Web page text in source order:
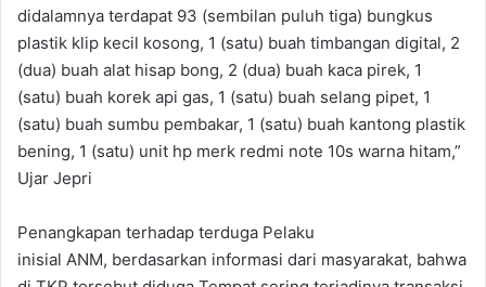
didalamnya terdapat 93 (sembilan puluh tiga) bungkus
plastik klip kecil kosong, 1 (satu) buah timbangan digital, 2
(dua) buah alat hisap bong, 2 (dua) buah kaca pirek, 1
(satu) buah korek api gas, 1 (satu) buah selang pipet, 1
(satu) buah sumbu pembakar, 1 (satu) buah kantong plastik
bening, 1 (satu) unit hp merk redmi note 10s warna hitam,”
Ujar Jepri
Penangkapan terhadap terduga Pelaku
inisial ANM, berdasarkan informasi dari masyarakat, bahwa